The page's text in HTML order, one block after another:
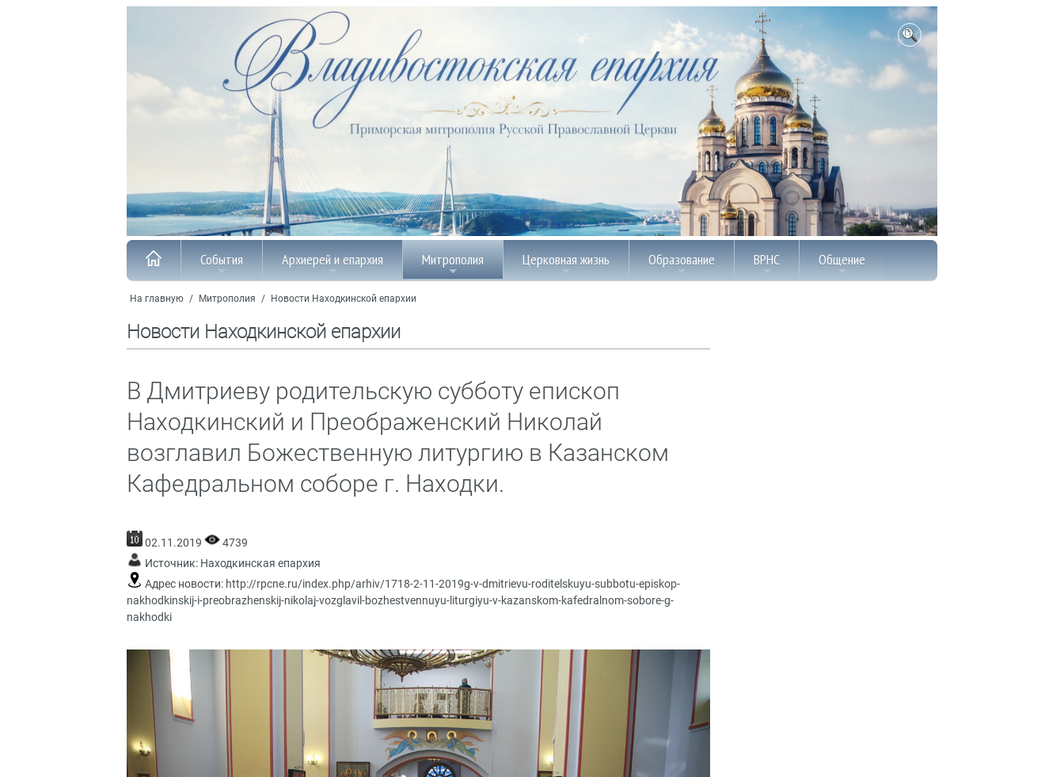
События Архиерей и епархия Митрополия Церковная жизнь Образование ВРНС Общение
На главную / Митрополия / Новости Находкинской епархии
Новости Находкинской епархии
В Дмитриеву родительскую субботу епископ
Находкинский и Преображенский Николай
возглавил Божественную литургию в Казанском
Кафедральном соборе г. Находки.
02.11.2019
4739
Источник: Находкинская епархия
Адрес новости: http://rpcne.ru/index.php/arhiv/1718-2-11-2019g-v-dmitrievu-roditelskuyu-subbotu-episkop-
nakhodkinskij-i-preobrazhenskij-nikolaj-vozglavil-bozhestvennuyu-liturgiyu-v-kazanskom-kafedralnom-sobore-g-
nakhodki